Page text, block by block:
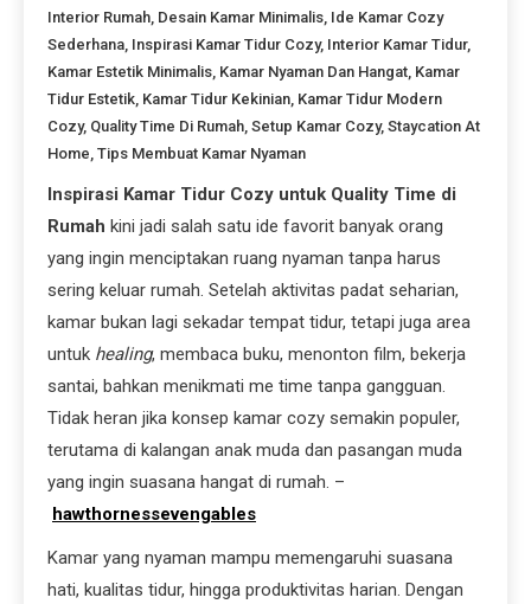
Interior Rumah Desain Kamar Minimalis Ide Kamar Cozy
Sederhana Inspirasi Kamar Tidur Cozy, Interior Kamar Tidur,
Kamar Estetik Minimalis Kamar Nyaman Dan Hangat Kamar
Tidur Estetik Kamar Tidur Kekinian Kamar Tidur Modern
Cozy, Quality Time Di Rumah Setup Kamar Cozy, Staycation At
Home Tips Membuat Kamar Nyaman
Inspirasi Kamar Tidur Cozy untuk Quality Time di
Rumah kini jadi salah satu ide favorit banyak orang
yang ingin menciptakan ruang nyaman tanpa harus
sering keluar rumah. Setelah aktivitas padat seharian,
kamar bukan lagi sekadar tempat tidur, tetapi juga area
untuk healing, membaca buku, menonton film, bekerja
santai, bahkan menikmati me time tanpa gangguan.
Tidak heran jika konsep kamar cozy semakin populer,
terutama di kalangan anak muda dan pasangan muda
yang ingin suasana hangat di rumah. –
hawthornessevengables
Kamar yang nyaman mampu memengaruhi suasana
hati, kualitas tidur, hingga produktivitas harian. Dengan